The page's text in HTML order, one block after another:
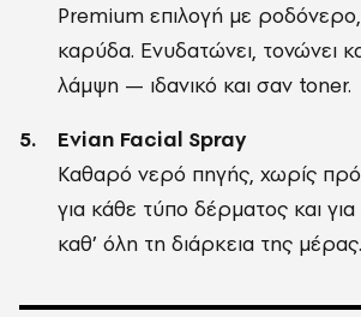
Premium επιλογή με ροδόνερο,
καρύδα. Ενυδατώνει, τονώνει
λάμψη — ιδανικό και σαν toner.
Evian Facial Spray
Καθαρό νερό πηγής, χωρίς
για κάθε τύπο δέρματος και
καθ’ όλη τη διάρκεια της μέρας.